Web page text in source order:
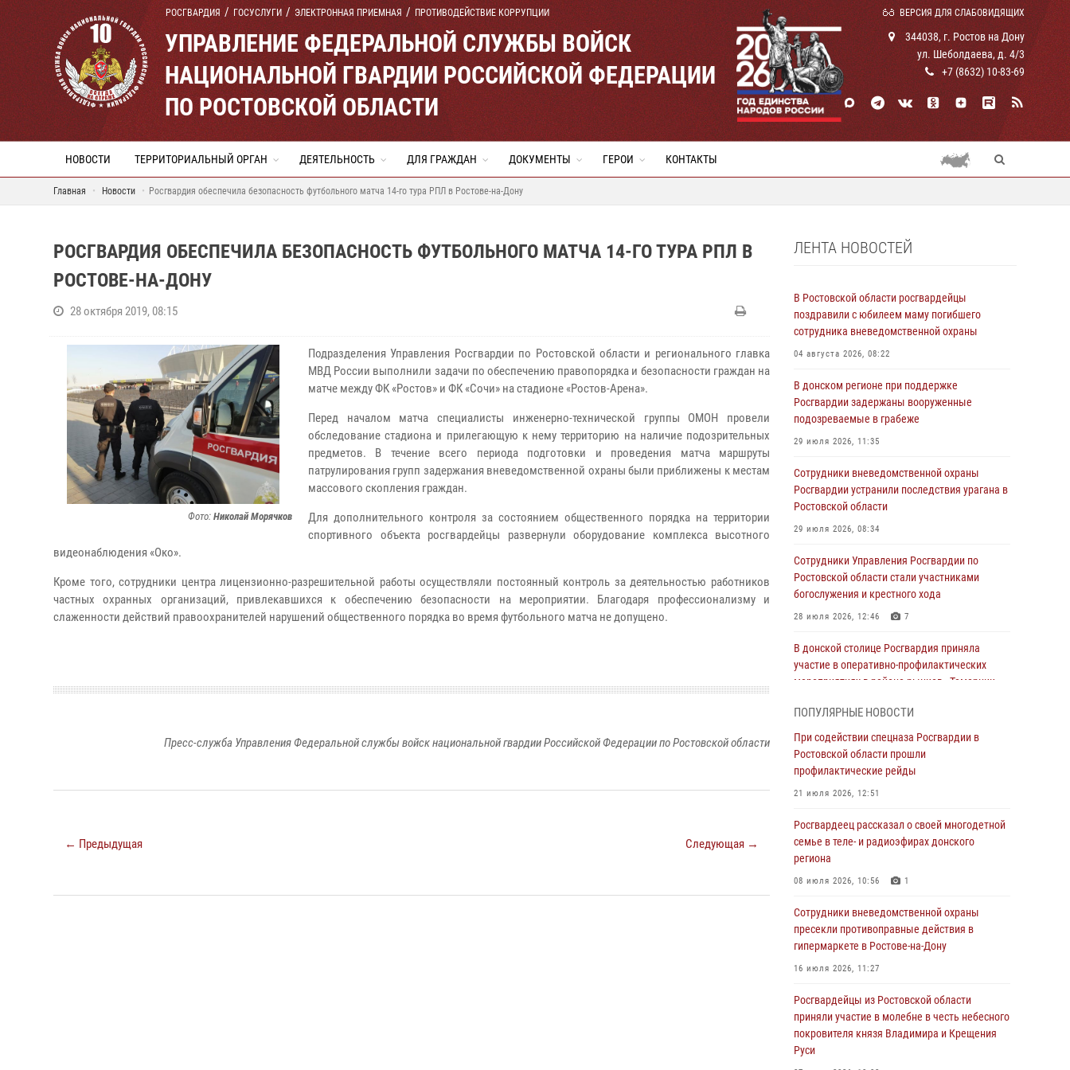
РОСГВАРДИЯ ГОСУСЛУГИ ЭЛЕКТРОННАЯ ПРИЕМНАЯ ПРОТИВОДЕЙСТВИЕ КОРРУПЦИИ ВЕРСИЯ ДЛЯ СЛАБОВИДЯЩИХ
УПРАВЛЕНИЕ ФЕДЕРАЛЬНОЙ СЛУЖБЫ ВОЙСК
НАЦИОНАЛЬНОЙ ГВАРДИИ РОССИЙСКОЙ ФЕДЕРАЦИИ
ПО РОСТОВСКОЙ ОБЛАСТИ
344038, г. Ростов на Дону
ул. Шеболдаева, д. 4/3
+7 (8632) 10-83-69
НОВОСТИ ТЕРРИТОРИАЛЬНЫЙ ОРГАН ДЕЯТЕЛЬНОСТЬ ДЛЯ ГРАЖДАН ДОКУМЕНТЫ ГЕРОИ КОНТАКТЫ
Главная Новости Росгвардия обеспечила безопасность футбольного матча 14-го тура РПЛ в Ростове-на-Дону
РОСГВАРДИЯ ОБЕСПЕЧИЛА БЕЗОПАСНОСТЬ ФУТБОЛЬНОГО МАТЧА 14-ГО ТУРА РПЛ В
РОСТОВЕ-НА-ДОНУ
28 октября 2019, 08:15
Фото: Николай Морячков
Подразделения Управления Росгвардии по Ростовской области и регионального главка
МВД России выполнили задачи по обеспечению правопорядка и безопасности граждан на
матче между ФК «Ростов» и ФК «Сочи» на стадионе «Ростов-Арена».
Перед началом матча специалисты инженерно-технической группы ОМОН провели
обследование стадиона и прилегающую к нему территорию на наличие подозрительных
предметов. В течение всего периода подготовки и проведения матча маршруты
патрулирования групп задержания вневедомственной охраны были приближены к местам
массового скопления граждан.
Для дополнительного контроля за состоянием общественного порядка на территории
спортивного объекта росгвардейцы развернули оборудование комплекса высотного
видеонаблюдения «Око».
Кроме того, сотрудники центра лицензионно-разрешительной работы осуществляли постоянный контроль за деятельностью работников
частных охранных организаций, привлекавшихся к обеспечению безопасности на мероприятии. Благодаря профессионализму и
слаженности действий правоохранителей нарушений общественного порядка во время футбольного матча не допущено.
Пресс-служба Управления Федеральной службы войск национальной гвардии Российской Федерации по Ростовской области
← Предыдущая Следующая →
ЛЕНТА НОВОСТЕЙ
В Ростовской области росгвардейцы
поздравили с юбилеем маму погибшего
сотрудника вневедомственной охраны
04 августа 2026, 08:22
В донском регионе при поддержке
Росгвардии задержаны вооруженные
подозреваемые в грабеже
29 июля 2026, 11:35
Сотрудники вневедомственной охраны
Росгвардии устранили последствия урагана в
Ростовской области
29 июля 2026, 08:34
Сотрудники Управления Росгвардии по
Ростовской области стали участниками
богослужения и крестного хода
28 июля 2026, 12:46 7
В донской столице Росгвардия приняла
участие в оперативно-профилактических
мероприятиях в районе рынков «Темерник»
Росгвардейцы из Ростовской области
приняли участие в молебне в честь небесного
покровителя князя Владимира и Крещения
При содействии спецназа Росгвардии в
Ростовской области прошли
профилактические рейды
В Ростовской области экипаж
вневедомственной охраны задержал
17 июля 2026, 07:24
Сотрудники вневедомственной охраны
пресекли противоправные действия в
ПОПУЛЯРНЫЕ НОВОСТИ
При содействии спецназа Росгвардии в
Ростовской области прошли
профилактические рейды
21 июля 2026, 12:51
Росгвардеец рассказал о своей многодетной
семье в теле- и радиоэфирах донского
региона
08 июля 2026, 10:56 1
Сотрудники вневедомственной охраны
пресекли противоправные действия в
гипермаркете в Ростове-на-Дону
16 июля 2026, 11:27
Росгвардейцы из Ростовской области
приняли участие в молебне в честь небесного
покровителя князя Владимира и Крещения
Руси